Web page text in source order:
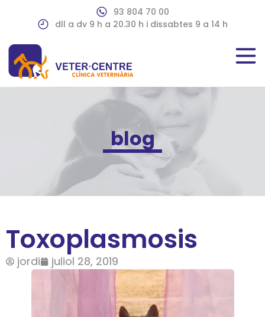
93 804 70 00
dll a dv 9 h a 20.30 h i dissabtes 9 a 14 h
blog
Toxoplasmosis
jordi juliol 28, 2019